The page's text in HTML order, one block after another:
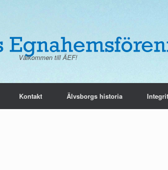
Välkommen till ÄEF!
Kontakt Älvsborgs historia